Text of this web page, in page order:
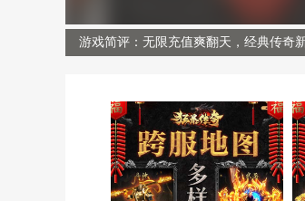
游戏简评：无限充值爽翻天，经典传奇